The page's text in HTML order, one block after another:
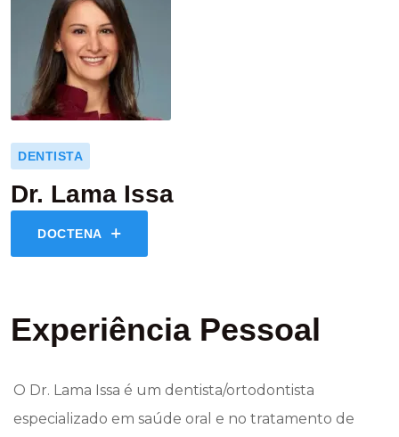
DENTISTA
Dr. Lama Issa
DOCTENA
Experiência Pessoal
O Dr. Lama Issa é um dentista/ortodontista
especializado em saúde oral e no tratamento de